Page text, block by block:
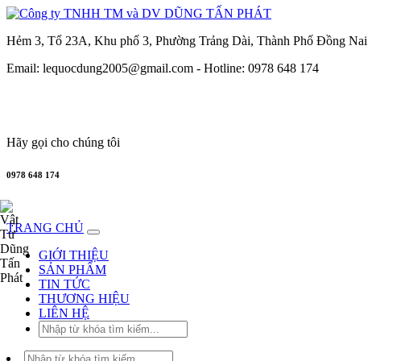
Hẻm 3, Tổ 23A, Khu phố 3, Phường Trảng Dài, Thành Phố Đồng Nai
Email: lequocdung2005@gmail.com - Hotline: 0978 648 174
Hãy gọi cho chúng tôi
0978 648 174
TRANG CHỦ
GIỚI THIỆU
SẢN PHẨM
TIN TỨC
THƯƠNG HIỆU
LIÊN HỆ